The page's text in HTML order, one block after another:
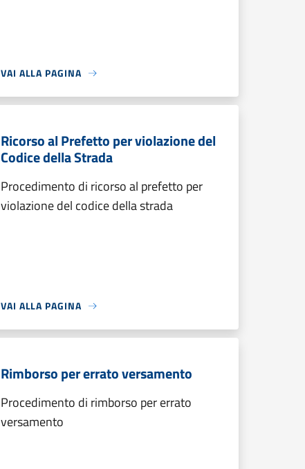
VAI ALLA PAGINA
Ricorso al Prefetto per violazione del
Codice della Strada
Procedimento di ricorso al prefetto per
violazione del codice della strada
VAI ALLA PAGINA
Rimborso per errato versamento
Procedimento di rimborso per errato
versamento